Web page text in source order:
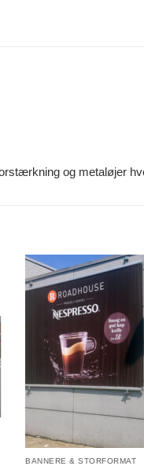
og metaløjer
BANNERE & STORFORMAT